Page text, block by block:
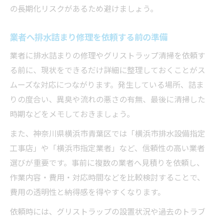
の長期化リスクがあるため避けましょう。
業者へ排水詰まり修理を依頼する前の準備
業者に排水詰まりの修理やグリストラップ清掃を依頼す
る前に、現状をできるだけ詳細に整理しておくことがス
ムーズな対応につながります。発生している場所、詰ま
りの度合い、異臭や流れの悪さの有無、最後に清掃した
時期などをメモしておきましょう。
また、神奈川県横浜市青葉区では「横浜市排水設備指定
工事店」や「横浜市指定業者」など、信頼性の高い業者
選びが重要です。事前に複数の業者へ見積りを依頼し、
作業内容・費用・対応時間などを比較検討することで、
費用の透明性と納得感を得やすくなります。
依頼時には、グリストラップの設置状況や過去のトラブ